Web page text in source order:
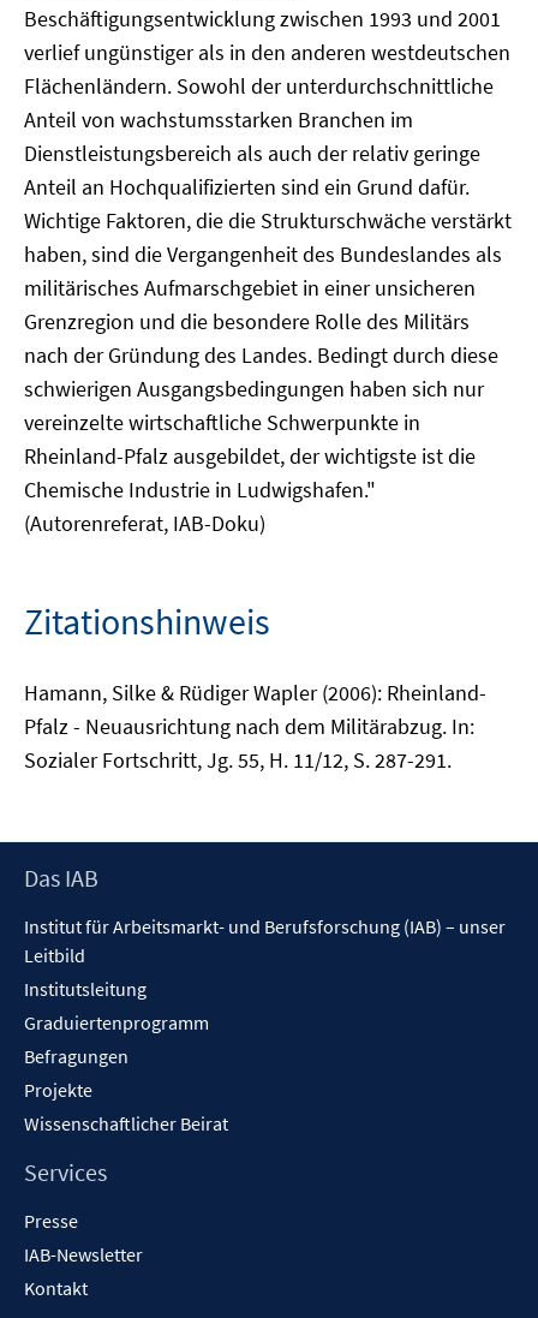
Beschäftigungsentwicklung zwischen 1993 und 2001
verlief ungünstiger als in den anderen westdeutschen
Flächenländern. Sowohl der unterdurchschnittliche
Anteil von wachstumsstarken Branchen im
Dienstleistungsbereich als auch der relativ geringe
Anteil an Hochqualifizierten sind ein Grund dafür.
Wichtige Faktoren, die die Strukturschwäche verstärkt
haben, sind die Vergangenheit des Bundeslandes als
militärisches Aufmarschgebiet in einer unsicheren
Grenzregion und die besondere Rolle des Militärs
nach der Gründung des Landes. Bedingt durch diese
schwierigen Ausgangsbedingungen haben sich nur
vereinzelte wirtschaftliche Schwerpunkte in
Rheinland-Pfalz ausgebildet, der wichtigste ist die
Chemische Industrie in Ludwigshafen."
(Autorenreferat, IAB-Doku)
Zitationshinweis
Hamann, Silke & Rüdiger Wapler (2006): Rheinland-
Pfalz - Neuausrichtung nach dem Militärabzug. In:
Sozialer Fortschritt, Jg. 55, H. 11/12, S. 287-291.
Footer
Das IAB
Institut für Arbeitsmarkt- und Berufsforschung (IAB) – unser
Leitbild
Institutsleitung
Graduiertenprogramm
Befragungen
Projekte
Wissenschaftlicher Beirat
Services
Presse
IAB-Newsletter
Kontakt